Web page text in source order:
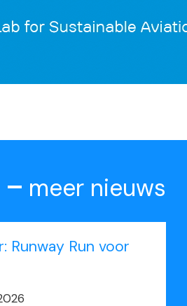
meer nieuws
Runway Run voor